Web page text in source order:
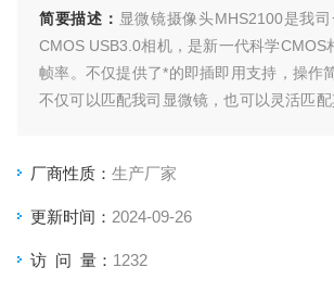
简要描述： 显微镜摄像头MHS2100是我
CMOS USB3.0相机，是新一代科学
帧率。不仅提供了*的即插即用支持，操作
不仅可以匹配我司显微镜，也可以灵活匹
厂商性质： 生产厂家
更新时间： 2024-09-26
访 问 量： 1232